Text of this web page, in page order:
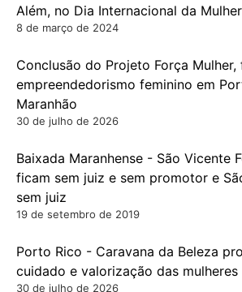
Além, no Dia Internacional da Mulher
8 de março de 2024
Conclusão do Projeto Força
empreendedorismo feminino em
Maranhão
30 de julho de 2026
Baixada Maranhense - São Vicente
ficam sem juiz e sem promotor e
sem juiz
19 de setembro de 2019
Porto Rico - Caravana da Beleza
cuidado e valorização das mulheres
30 de julho de 2026